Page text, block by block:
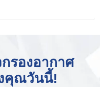
รองอากาศ
คุณวันนี้!